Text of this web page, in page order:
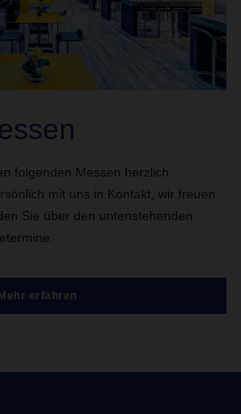
folgenden Messen herzlich
mit uns in Kontakt, wir freuen
Sie über den untenstehenden
erfahren